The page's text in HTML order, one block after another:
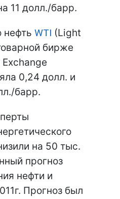
11 долл./барр.
нефть WTI (Light
бирже
0,24 долл. и
барр.
на 50 тыс.
прогноз
нефти и
Прогноз был